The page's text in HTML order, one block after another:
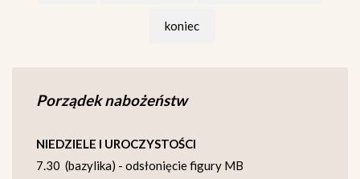
koniec
Porządek nabożeństw
NIEDZIELE I UROCZYSTOŚCI
7.30 (bazylika) - odsłonięcie figury MB